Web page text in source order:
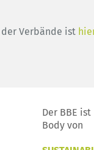
Verbände ist
Der BBE
Body von